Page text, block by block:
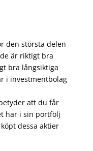
den största delen
är riktigt bra
bra långsiktiga
i investmentbolag
att du får
har i sin portfölj
dessa aktier